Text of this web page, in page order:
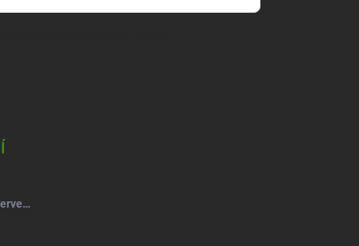
Salsa Mýdlový květ růže kytice červená-vínová